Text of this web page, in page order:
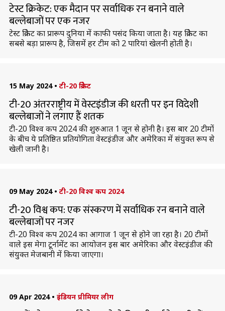
टेस्ट क्रिकेट: एक मैदान पर सर्वाधिक रन बनाने वाले
बल्लेबाजों पर एक नजर
टेस्ट क्रिकेट का प्रारूप दुनिया में काफी पसंद किया जाता है। यह क्रिकेट का
सबसे बड़ा प्रारूप है, जिसमें हर टीम को 2 पारियां खेलनी होती है।
15 May 2024 • टी-20 क्रिकेट
टी-20 अंतरराष्ट्रीय में वेस्टइंडीज की धरती पर इन विदेशी
बल्लेबाजों ने लगाए हैं शतक
टी-20 विश्व कप 2024 की शुरुआत 1 जून से होनी है। इस बार 20 टीमों
के बीच ये प्रतिष्ठित प्रतियोगिता वेस्टइंडीज और अमेरिका में संयुक्त रूप से
खेली जानी है।
09 May 2024 • टी-20 विश्व कप 2024
टी-20 विश्व कप: एक संस्करण में सर्वाधिक रन बनाने वाले
बल्लेबाजों पर नजर
टी-20 विश्व कप 2024 का आगाज 1 जून से होने जा रहा है। 20 टीमों
वाले इस मेगा टूर्नामेंट का आयोजन इस बार अमेरिका और वेस्टइंडीज की
संयुक्त मेजबानी में किया जाएगा।
09 Apr 2024 • इंडियन प्रीमियर लीग